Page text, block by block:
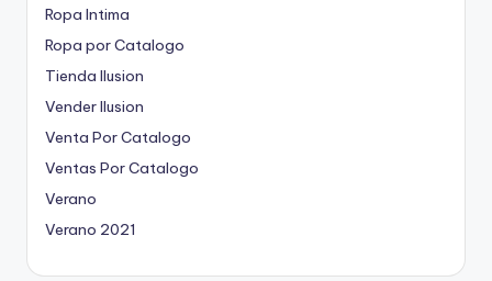
Ropa Intima
Ropa por Catalogo
Tienda Ilusion
Vender Ilusion
Venta Por Catalogo
Ventas Por Catalogo
Verano
Verano 2021